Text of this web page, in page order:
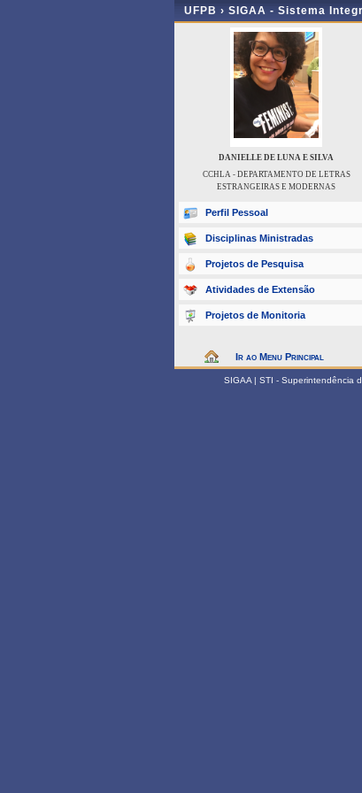
UFPB › SIGAA - Sistema
DANIELLE DE LUNA E SILVA
CCHLA - DEPARTAMENTO DE LETRAS
ESTRANGEIRAS E MODERNAS
Perfil Pessoal
Disciplinas Ministradas
Projetos de Pesquisa
Atividades de Extensão
Projetos de Monitoria
Ir ao Menu Principal
SIGAA | STI - Superintendência